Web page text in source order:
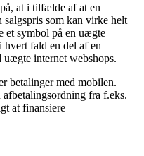
at i tilfælde af at en
som kan virke helt
et symbol på en uægte
hvert fald en del af en
uægte internet webshops.
betalinger med mobilen.
fra f.eks.
at finansiere